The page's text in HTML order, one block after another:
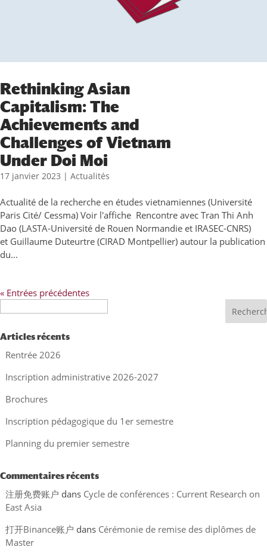
Rethinking Asian
Capitalism: The
Achievements and
Challenges of Vietnam
Under Doi Moi
17 janvier 2023 | Actualités
Actualité de la recherche en études vietnamiennes (Université
Paris Cité/ Cessma) Voir l'affiche Rencontre avec Tran Thi Anh
Dao (LASTA-Université de Rouen Normandie et IRASEC-CNRS)
et Guillaume Duteurtre (CIRAD Montpellier) autour la publication
du...
« Entrées précédentes
Articles récents
Rentrée 2026
Inscription administrative 2026-2027
Brochures
Inscription pédagogique du 1er semestre
Planning du premier semestre
Commentaires récents
注册免费账户 dans Cycle de conférences : Current Research on
East Asia
打开Binance账户 dans Cérémonie de remise des diplômes de
Master